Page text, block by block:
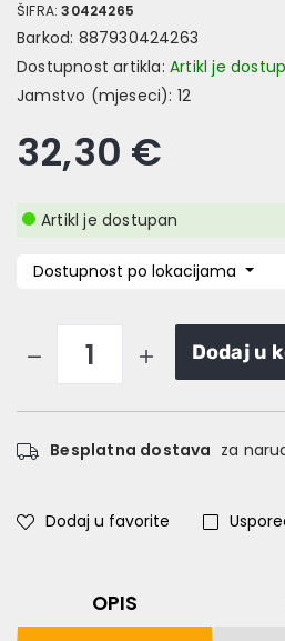
ŠIFRA:30424265
Barkod: 887930424263
Dostupnost artikla: Artikl je
Jamstvo (mjeseci): 12
32,30 €
Artikl je dostupan
Dostupnost po lokacijama
Dodaj u
Besplatna dostava za
Dodaj u favorite
OPIS